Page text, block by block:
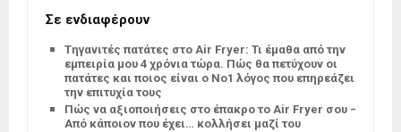
Σε ενδιαφέρουν
Tηγανιτές πατάτες στο Air Fryer: Τι έμαθα από την
εμπειρία μου 4 χρόνια τώρα. Πώς θα πετύχουν οι
πατάτες και ποιος είναι ο Νο1 λόγος που επηρεάζει
την επιτυχία τους
Πώς να αξιοποιήσεις στο έπακρο το Air Fryer σου –
Από κάποιον που έχει… κολλήσει μαζί του